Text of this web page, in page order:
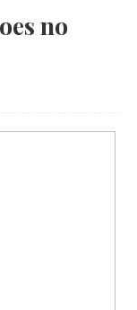
no